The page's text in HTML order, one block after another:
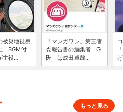
被災地視察
BGM付
主役...
「マンガワン」第三者
委報告書の編集者「G
氏」は成田卓哉...
もっと見る